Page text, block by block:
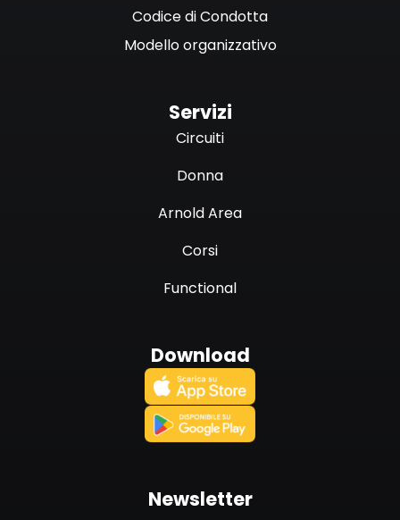
Codice di Condotta
Modello organizzativo
Servizi
Circuiti
Donna
Arnold Area
Corsi
Functional
Download
Newsletter